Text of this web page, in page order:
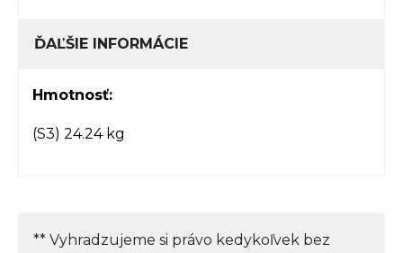
ĎAĽŠIE INFORMÁCIE
Hmotnosť:
(S3) 24.24 kg
** Vyhradzujeme si právo kedykoľvek bez